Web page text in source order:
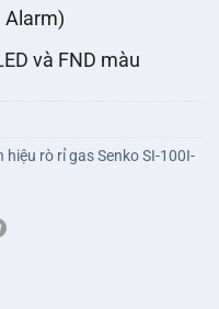
Alarm)
và FND màu
hiệu rò rỉ gas Senko SI-100I-